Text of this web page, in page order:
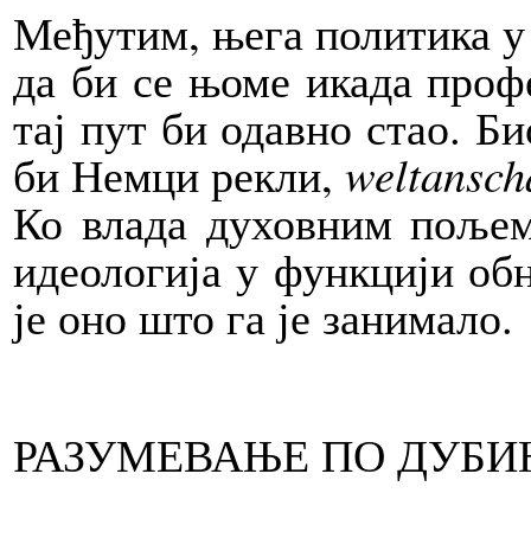
Међутим, њега политика
да би се њоме икада
тај пут би одавно стао.
би Немци рекли,
Ко влада духовним
идеологија у функцији
је оно што га је занимало.
РАЗУМЕВАЊЕ ПО